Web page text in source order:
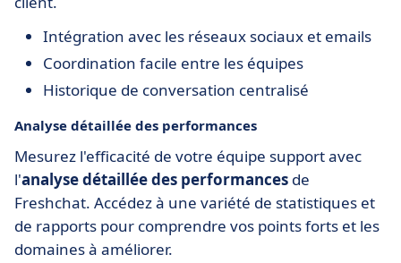
Intégration avec les réseaux sociaux et emails
Coordination facile entre les équipes
Historique de conversation centralisé
Analyse détaillée des performances
Mesurez l'efficacité de votre équipe support avec
l'analyse détaillée des performances de
Freshchat. Accédez à une variété de statistiques et
de rapports pour comprendre vos points forts et les
domaines à améliorer.